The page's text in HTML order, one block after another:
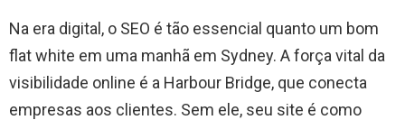
Na era digital, o SEO é tão essencial quanto um bom
flat white em uma manhã em Sydney. A força vital da
visibilidade online é a Harbour Bridge, que conecta
empresas aos clientes. Sem ele, seu site é como